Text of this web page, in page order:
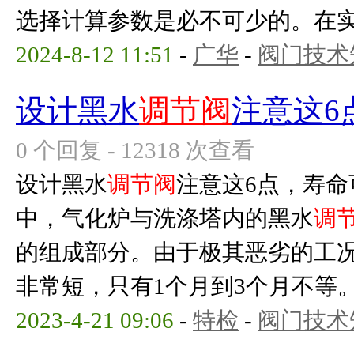
选择计算参数是必不可少的。在
2024-8-12 11:51 - 广华 - 阀门技
设计黑水调节阀注意这6
0 个回复 - 12318 次查看
设计黑水调节阀注意这6点，寿
中，气化炉与洗涤塔内的黑水调
的组成部分。由于极其恶劣的工
非常短，只有1个月到3个月不等
2023-4-21 09:06 - 特检 - 阀门技